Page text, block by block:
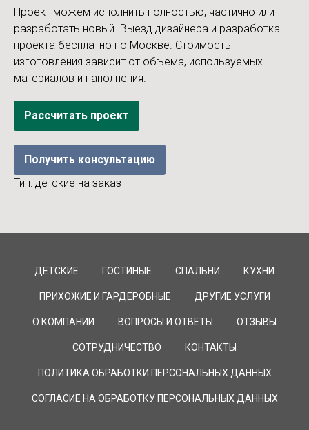
Проект можем исполнить полностью, частично или
разработать новый. Выезд дизайнера и разработка
проекта бесплатно по Москве. Стоимость
изготовления зависит от объема, используемых
материалов и наполнения.
Рассчитать проект
Получить консультацию
Тип: детские на заказ
ДЕТСКИЕ ГОСТИНЫЕ СПАЛЬНИ КУХНИ
ПРИХОЖИЕ И ГАРДЕРОБНЫЕ ДРУГИЕ УСЛУГИ
О КОМПАНИИ ВОПРОСЫ И ОТВЕТЫ ОТЗЫВЫ
СОТРУДНИЧЕСТВО КОНТАКТЫ
ПОЛИТИКА ОБРАБОТКИ ПЕРСОНАЛЬНЫХ ДАННЫХ
СОГЛАСИЕ НА ОБРАБОТКУ ПЕРСОНАЛЬНЫХ ДАННЫХ